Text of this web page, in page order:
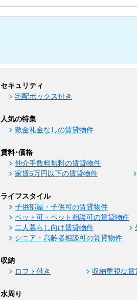
セキュリティ
宅配ボックス付き
人気の特集
敷金礼金なしの賃貸物件
賃料･価格
仲介手数料無料の賃貸物件
家賃5万円以下の賃貸物件
ライフスタイル
子供部屋・子供可の賃貸物件
ペット可・ペット相談可の賃貸物件
二人暮らし向け賃貸物件
シニア・高齢者相談可の賃貸物件
収納
ロフト付き 収納重視な賃
水周り